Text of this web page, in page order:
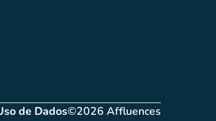
de Dados
(novo separador)©2026 Affluences